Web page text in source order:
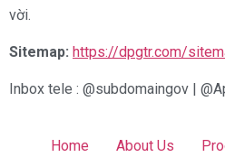
vời.
Sitemap: https://dpgtr.com/
Inbox tele : @subdomaingov |
Home About Us